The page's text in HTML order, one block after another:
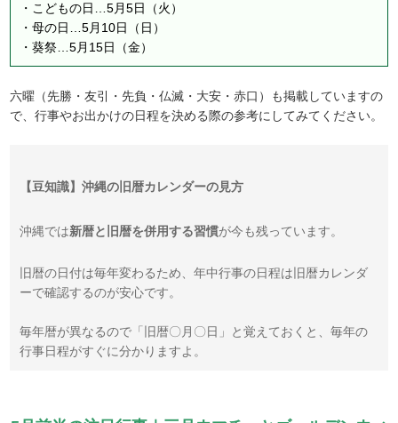
・こどもの日…5月5日（火）
・母の日…5月10日（日）
・葵祭…5月15日（金）
六曜（先勝・友引・先負・仏滅・大安・赤口）も掲載していますの
で、行事やお出かけの日程を決める際の参考にしてみてください。
【豆知識】沖縄の旧暦カレンダーの見方
沖縄では新暦と旧暦を併用する習慣が今も残っています。
旧暦の日付は毎年変わるため、年中行事の日程は旧暦カレンダ
ーで確認するのが安心です。
毎年暦が異なるので「旧暦〇月〇日」と覚えておくと、毎年の
行事日程がすぐに分かりますよ。